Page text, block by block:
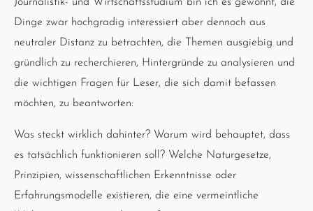
Dinge zwar hochgradig interessiert aber dennoch aus
neutraler Distanz zu betrachten, die Themen ausgiebig und
gründlich zu recherchieren, Hintergründe zu analysieren und
die wichtigen Fragen für Leser, die sich damit befassen
möchten, zu beantworten:
Was steckt wirklich dahinter? Warum wird behauptet, dass
es tatsächlich funktionieren soll? Welche Naturgesetze,
Prinzipien, wissenschaftlichen Erkenntnisse oder
Erfahrungsmodelle existieren, die eine vermeintliche